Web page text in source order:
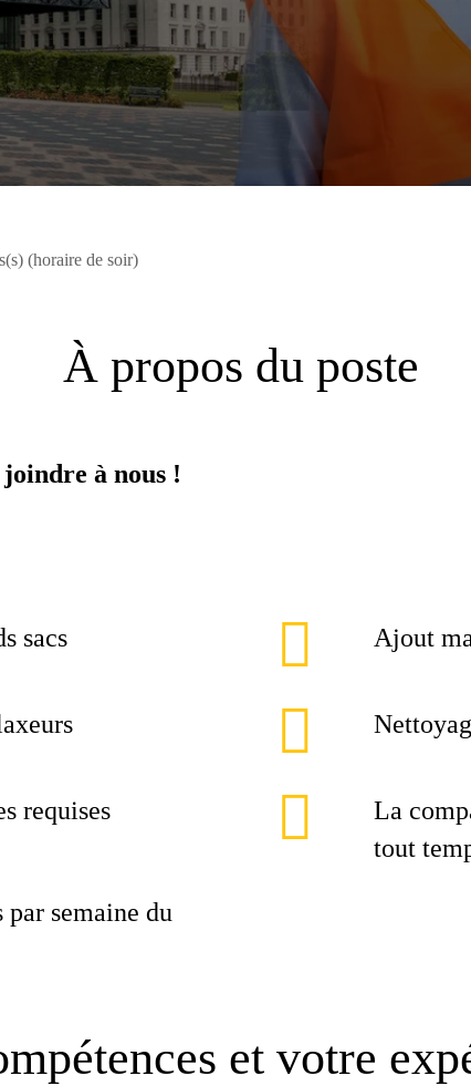
(horaire de soir)
À propos du poste
à nous !
sacs Ajout
requises
La
tout
semaine du
et votre